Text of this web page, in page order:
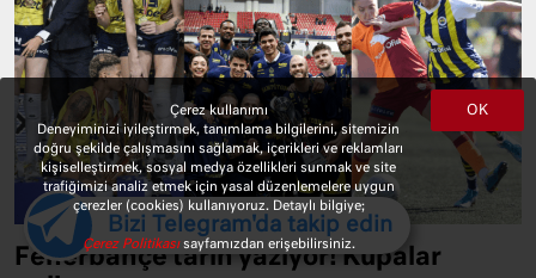
Fenerbahçe tarih yazıyor! Kupalar
OK
Çerez kullanımı
Deneyiminizi iyileştirmek, tanımlama bilgilerini, sitemizin
doğru şekilde çalışmasını sağlamak, içerikleri ve reklamları
kişiselleştirmek, sosyal medya özellikleri sunmak ve site
trafiğimizi analiz etmek için yasal düzenlemelere uygun
çerezler (cookies) kullanıyoruz. Detaylı bilgiye;
Çerez Politikasısayfamızdan erişebilirsiniz.
Bizi Telegram'da takip edin